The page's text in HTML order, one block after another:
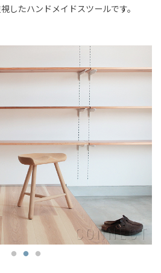
したハンドメイドスツールです。